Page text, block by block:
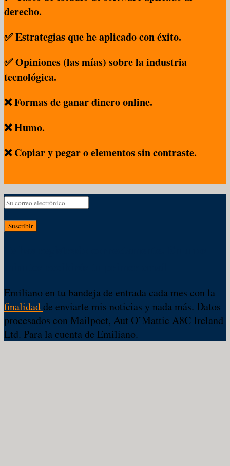
derecho.
✅ Estrategias que he aplicado con éxito.
✅ Opiniones (las mías) sobre la industria
tecnológica.
❌ Formas de ganar dinero online.
❌ Humo.
❌ Copiar y pegar o elementos sin contraste.
Suscribir
Emiliano en tu bandeja de entrada cada mes con la
finalidadde enviarte mis noticias y nada más. Datos
procesados con Mailpoet, Aut O’Mattic A8C Ireland
Ltd. Para la cuenta de Emiliano.